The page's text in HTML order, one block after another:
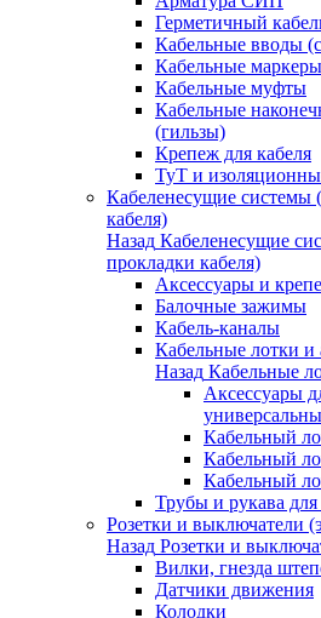
Герметичный
Кабельные вводы
Кабельные маркеры
Кабельные муфты
Кабельные
(гильзы)
Крепеж для кабеля
ТуТ и
Кабеленесущие системы
кабеля)
Назад Кабеленесущие
прокладки кабеля)
Аксессуары и
Балочные зажимы
Кабель-каналы
Кабельные лотки и
Назад Кабельные
Аксессуары
Кабельный
Кабельный
Кабельный
Трубы и рукава
Розетки и выключатели
Назад Розетки и
Вилки, гнезда
Датчики движения
Колодки